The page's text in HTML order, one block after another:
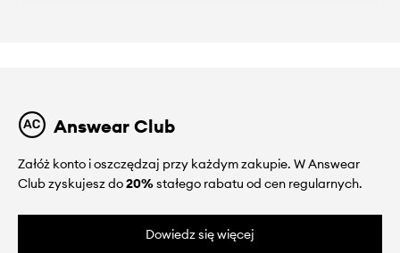
Answear Club
Załóż konto i oszczędzaj przy każdym zakupie. W Answear
Club zyskujesz do20%stałego rabatu od cen regularnych.
Dowiedz się więcej